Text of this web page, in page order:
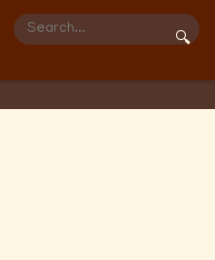
🔍